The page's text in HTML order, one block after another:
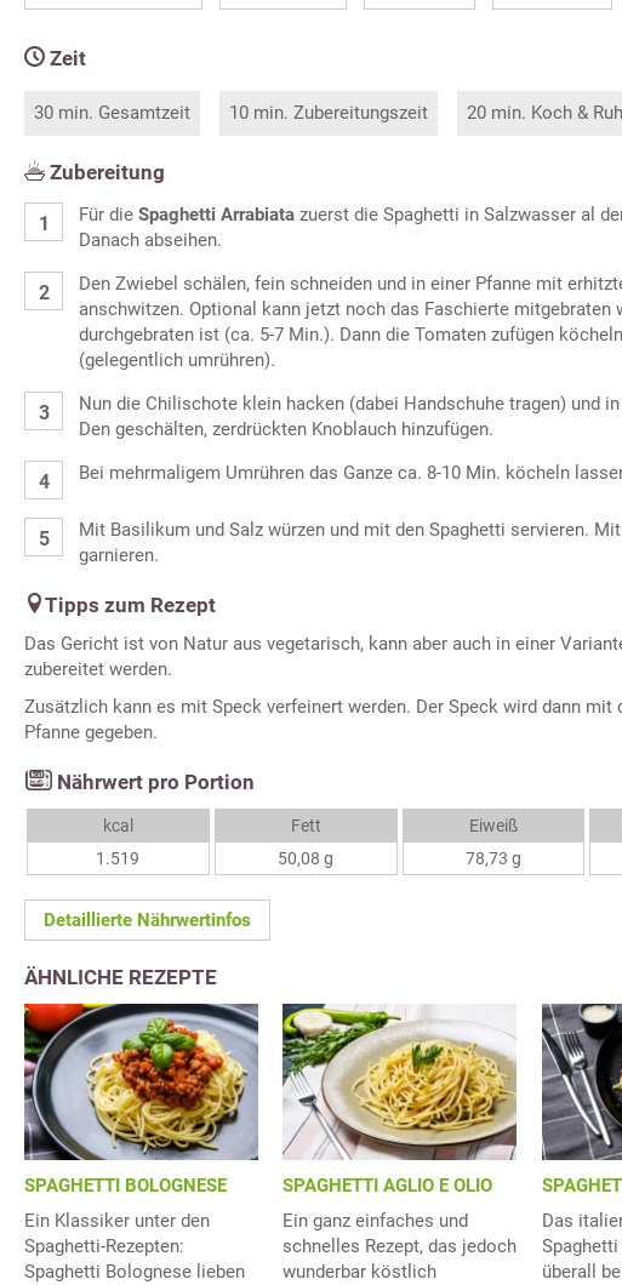
Zeit
30 min. Gesamtzeit 10 min. Zubereitungszeit 20 min. Koch &
Zubereitung
Für die Spaghetti Arrabiata zuerst die Spaghetti in Salzwasser al
Danach abseihen.
Den Zwiebel schälen, fein schneiden und in einer Pfanne mit
anschwitzen. Optional kann jetzt noch das Faschierte mitgebraten
durchgebraten ist (ca. 5-7 Min.). Dann die Tomaten zufügen
(gelegentlich umrühren).
Nun die Chilischote klein hacken (dabei Handschuhe tragen) und
Den geschälten, zerdrückten Knoblauch hinzufügen.
Bei mehrmaligem Umrühren das Ganze ca. 8-10 Min. köcheln
Mit Basilikum und Salz würzen und mit den Spaghetti servieren.
garnieren.
Tipps zum Rezept
Das Gericht ist von Natur aus vegetarisch, kann aber auch in einer
zubereitet werden.
Zusätzlich kann es mit Speck verfeinert werden. Der Speck wird dann mit
Pfanne gegeben.
Nährwert pro Portion
kcal
1.519
Fett
50,08 g
Eiweiß
78,73 g
Detaillierte Nährwertinfos
ÄHNLICHE REZEPTE
SPAGHETTI BOLOGNESE
Ein Klassiker unter den
Spaghetti-Rezepten:
Spaghetti Bolognese lieben
SPAGHETTI AGLIO E OLIO
Ein ganz einfaches und
schnelles Rezept, das jedoch
wunderbar köstlich
Das
überall